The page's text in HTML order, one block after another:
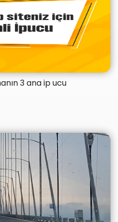
3 ana ip ucu